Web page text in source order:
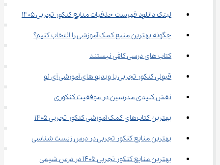
لینک دانلود فهرست حذفیات منابع کنکور تجربی ۱۴۰۵
چگونه بهترین منبع کمک‌ آموزشی را انتخاب کنیم؟
کتاب های درسی کافی نیستند
قبولی کنکور تجربی با ویدیو های آموزشی آی ‌نو
نقش کلیدی مدرسین در موفقیت کنکوری
بهترین کتاب‌های کمک آموزشی کنکور تجربی ۱۴۰۵
بهترین منابع کنکور تجربی در درس زیست شناسی
بهترین منابع کنکور تجربی ۱۴۰۵ در درس شیمی